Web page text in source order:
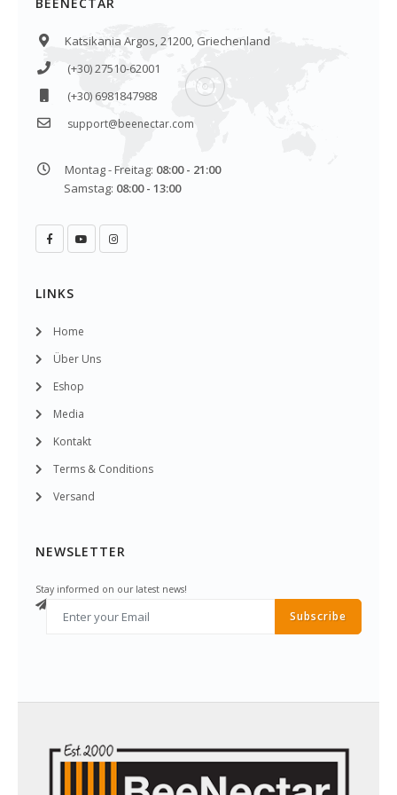
POLLENFRIKADELLEN GEGEN
KRANKHEITEN OHNE
Katsikania Argos, 21200, Griechenland
(+30) 27510-62001
(+30) 6981847988
support@beenectar.com
Montag - Freitag: 08:00 - 21:00
Samstag: 08:00 - 13:00
LINKS
Home
Über Uns
Eshοp
Media
Kontakt
Terms & Conditions
Versand
NEWSLETTER
Stay informed on our latest news!
Subscribe